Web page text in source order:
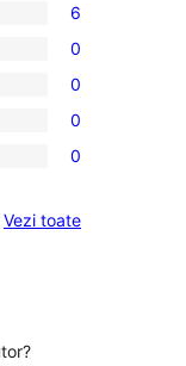
6
0
0
0
0
Vezi toaterecenziile